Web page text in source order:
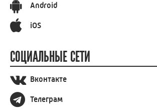
Android
iOS
СОЦИАЛЬНЫЕ СЕТИ
Вконтакте
Телеграм